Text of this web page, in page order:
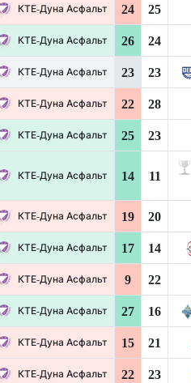
КТЕ-Дуна Асфальт 24 25
КТЕ-Дуна Асфальт 26 24
КТЕ-Дуна Асфальт 23 23
КТЕ-Дуна Асфальт 22 28
КТЕ-Дуна Асфальт 25 23
КТЕ-Дуна Асфальт 14 11
КТЕ-Дуна Асфальт 19 20
КТЕ-Дуна Асфальт 17 14
КТЕ-Дуна Асфальт 9 22
КТЕ-Дуна Асфальт 27 16
КТЕ-Дуна Асфальт 15 21
КТЕ-Дуна Асфальт 22 23